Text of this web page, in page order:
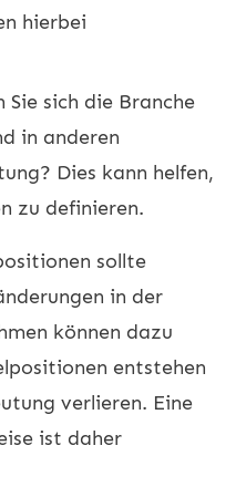
hierbei
Sie sich die Branche
in anderen
Dies kann helfen,
zu definieren.
sollte
in der
können dazu
entstehen
verlieren. Eine
ist daher